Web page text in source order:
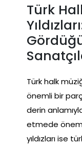
Türk
Türk halk
önemli bir
derin
etmede
yıldızları ise